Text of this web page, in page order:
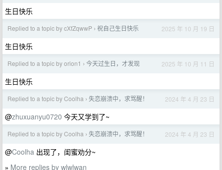
生日快乐
Replied to a topic by cXfZqwwP › 祝自己生日快乐 2025 年 10 月 19 日
生日快乐
Replied to a topic by orion1 › 今天过生日，才发现 2025 年 10 月 11 日
生日快乐
Replied to a topic by Coolha › 失恋崩溃中，求骂醒！ 2024 年 4 月 23 日
@zhuxuanyu0720 今天又学到了~
Replied to a topic by Coolha › 失恋崩溃中，求骂醒！ 2024 年 4 月 23 日
@Coolha 出现了，闺蜜劝分~
» More replies by wlwlwan